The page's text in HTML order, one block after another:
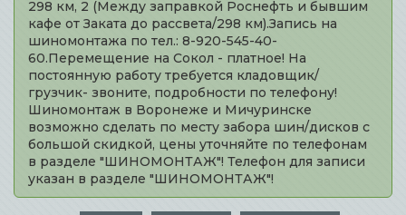
298 км, 2 (Между заправкой Роснефть и бывшим
кафе от Заката до рассвета/298 км).Запись на
шиномонтажа по тел.: 8-920-545-40-
60.Перемещение на Сокол - платное! На
постоянную работу требуется кладовщик/
грузчик- звоните, подробности по телефону!
Шиномонтаж в Воронеже и Мичуринске
возможно сделать по месту забора шин/дисков с
большой скидкой, цены уточняйте по телефонам
в разделе "ШИНОМОНТАЖ"! Телефон для записи
указан в разделе "ШИНОМОНТАЖ"!